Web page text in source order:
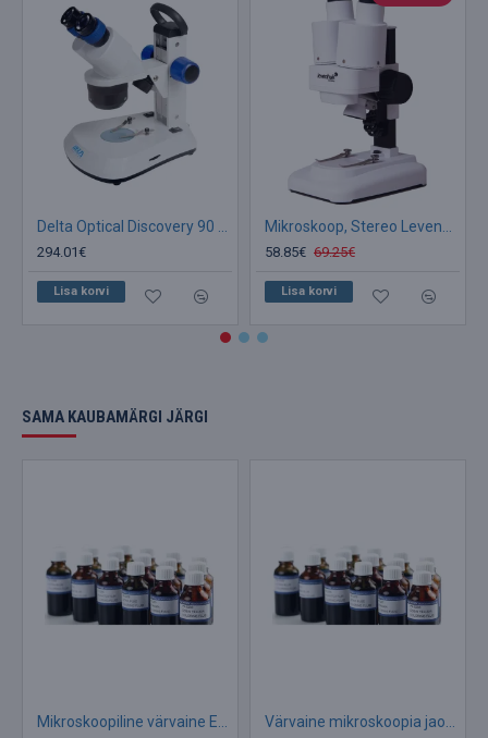
294.01€
Lisa korvi
58.85€ 69.25€
Lisa korvi
SAMA KAUBAMÄRGI JÄRGI